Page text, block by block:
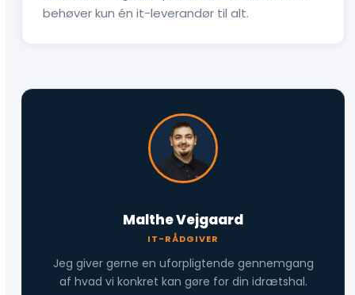
behøver kun én it-leverandør til alt.
Malthe Vejgaard
IT-RÅDGIVER
Jeg giver gerne en uforpligtende gennemgang
af hvad vi konkret kan gøre for din idrætshal.